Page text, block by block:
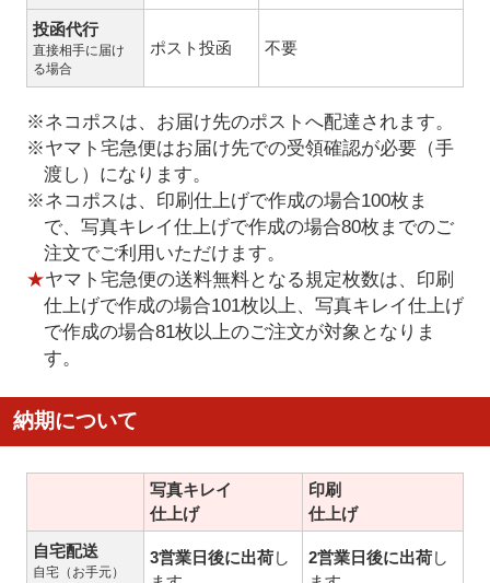
投函代行
直接相手に届け
る場合
ポスト投函 不要
※ネコポスは、お届け先のポストへ配達されます。
※ヤマト宅急便はお届け先での受領確認が必要（手
渡し）になります。
※ネコポスは、印刷仕上げで作成の場合100枚ま
で、写真キレイ仕上げで作成の場合80枚までのご
注文でご利用いただけます。
★ヤマト宅急便の送料無料となる規定枚数は、印刷
仕上げで作成の場合101枚以上、写真キレイ仕上げ
で作成の場合81枚以上のご注文が対象となりま
す。
納期について
写真キレイ
仕上げ
印刷
仕上げ
自宅配送
自宅（お手元）
3営業日後に出荷し
2営業日後に出荷し